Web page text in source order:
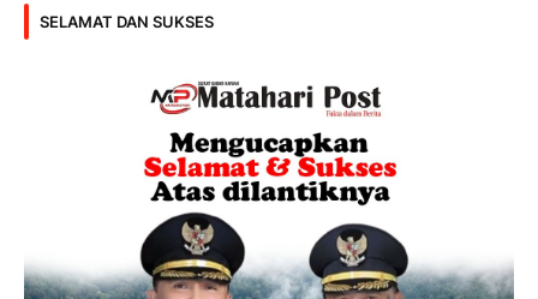
SELAMAT DAN SUKSES